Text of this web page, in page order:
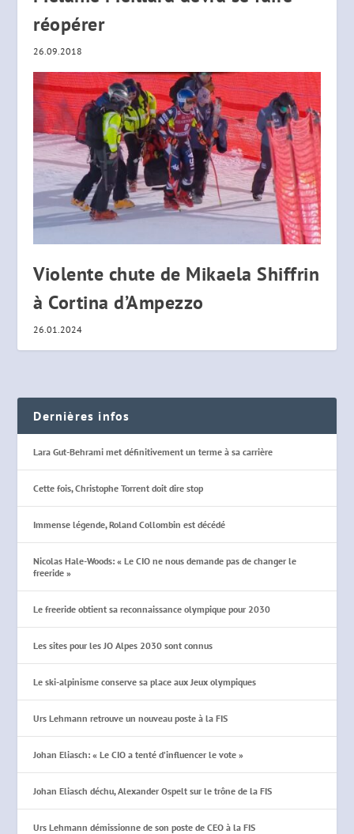
réopérer
26.09.2018
Violente chute de Mikaela Shiffrin
à Cortina d’Ampezzo
26.01.2024
Dernières infos
Lara Gut-Behrami met définitivement un terme à sa carrière
Cette fois, Christophe Torrent doit dire stop
Immense légende, Roland Collombin est décédé
Nicolas Hale-Woods: « Le CIO ne nous demande pas de changer le
freeride »
Le freeride obtient sa reconnaissance olympique pour 2030
Les sites pour les JO Alpes 2030 sont connus
Le ski-alpinisme conserve sa place aux Jeux olympiques
Urs Lehmann retrouve un nouveau poste à la FIS
Johan Eliasch: « Le CIO a tenté d’influencer le vote »
Johan Eliasch déchu, Alexander Ospelt sur le trône de la FIS
Urs Lehmann démissionne de son poste de CEO à la FIS